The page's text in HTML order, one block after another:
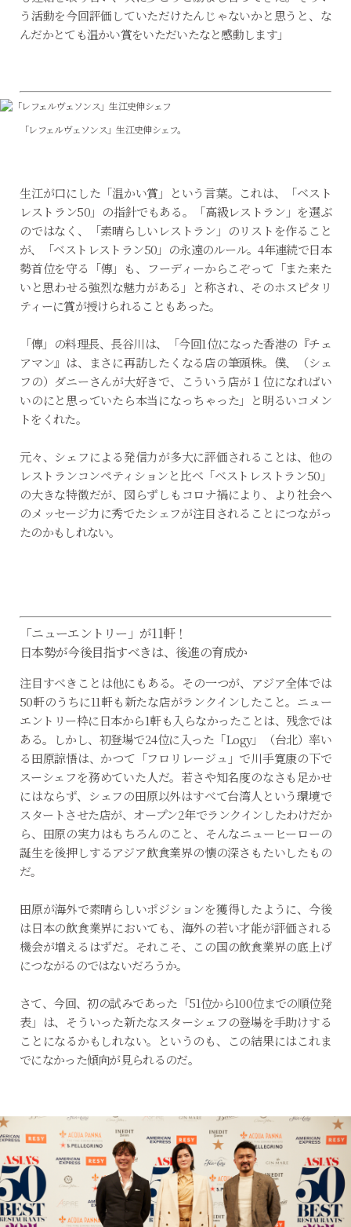
う活動を今回評価していただけたんじゃないかと思うと、な
んだかとても温かい賞をいただいたなと感動します」
「レフェルヴェソンス」生江史伸シェフ。
生江が口にした「温かい賞」という言葉。これは、「ベスト
レストラン50」の指針でもある。「高級レストラン」を選ぶ
のではなく、「素晴らしいレストラン」のリストを作ること
が、「ベストレストラン50」の永遠のルール。4年連続で日本
勢首位を守る「傳」も、フーディーからこぞって「また来た
いと思わせる強烈な魅力がある」と称され、そのホスピタリ
ティーに賞が授けられることもあった。
「傳」の料理長、長谷川は、「今回1位になった香港の『チェ
アマン』は、まさに再訪したくなる店の筆頭株。僕、（シェ
フの）ダニーさんが大好きで、こういう店が１位になればい
いのにと思っていたら本当になっちゃった」と明るいコメン
トをくれた。
元々、シェフによる発信力が多大に評価されることは、他の
レストランコンペティションと比べ「ベストレストラン50」
の大きな特徴だが、図らずしもコロナ禍により、より社会へ
のメッセージ力に秀でたシェフが注目されることにつながっ
たのかもしれない。
「ニューエントリー」が11軒！
日本勢が今後目指すべきは、後進の育成か
注目すべきことは他にもある。その一つが、アジア全体では
50軒のうちに11軒も新たな店がランクインしたこと。ニュー
エントリー枠に日本から1軒も入らなかったことは、残念では
ある。しかし、初登場で24位に入った「Logy」（台北）率い
る田原諒悟は、かつて「フロリレージュ」で川手寛康の下で
スーシェフを務めていた人だ。若さや知名度のなさも足かせ
にはならず、シェフの田原以外はすべて台湾人という環境で
スタートさせた店が、オープン2年でランクインしたわけだか
ら、田原の実力はもちろんのこと、そんなニューヒーローの
誕生を後押しするアジア飲食業界の懐の深さもたいしたもの
だ。
田原が海外で素晴らしいポジションを獲得したように、今後
は日本の飲食業界においても、海外の若い才能が評価される
機会が増えるはずだ。それこそ、この国の飲食業界の底上げ
につながるのではないだろうか。
さて、今回、初の試みであった「51位から100位までの順位発
表」は、そういった新たなスターシェフの登場を手助けする
ことになるかもしれない。というのも、この結果にはこれま
でになかった傾向が見られるのだ。